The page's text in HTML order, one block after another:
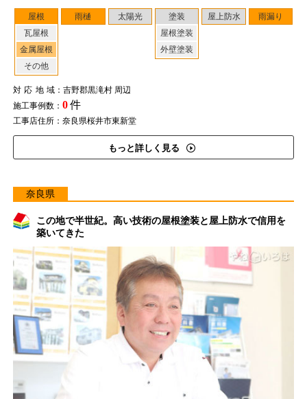
屋根
瓦屋根
金属屋根
その他
雨樋 太陽光
塗装
屋根塗装
外壁塗装
屋上防水 雨漏り
対応地域：吉野郡黒滝村 周辺
施工事例数： 0件
工事店住所：奈良県桜井市東新堂
もっと詳しく見る
奈良県
この地で半世紀。高い技術の屋根塗装と屋上防水で信用を
築いてきた